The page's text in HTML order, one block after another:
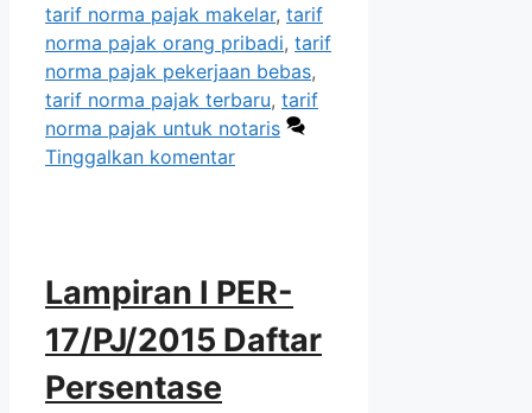
tarif norma pajak makelar, tarif
norma pajak orang pribadi, tarif
norma pajak pekerjaan bebas,
tarif norma pajak terbaru, tarif
norma pajak untuk notaris
Tinggalkan komentar
Lampiran I PER-
17/PJ/2015 Daftar
Persentase